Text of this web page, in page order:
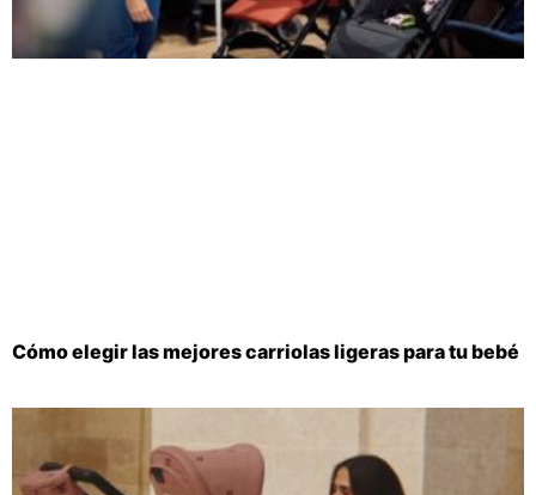
Cómo elegir las mejores carriolas ligeras para tu bebé